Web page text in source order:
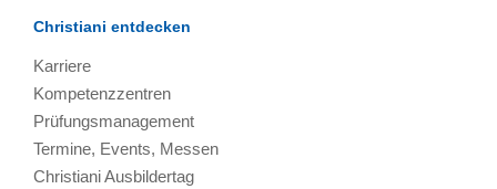
Christiani entdecken
Karriere
Kompetenzzentren
Prüfungsmanagement
Termine, Events, Messen
Christiani Ausbildertag